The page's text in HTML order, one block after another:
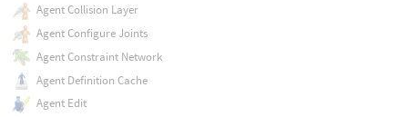
Agent Collision Layer
Agent Configure Joints
Agent Constraint Network
Agent Definition Cache
Agent Edit